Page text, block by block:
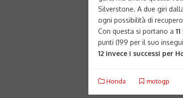
Silverstone. A due giri
ogni possibilità di
Con questa si portano a
punti (199 per il suo
12 invece i successi per
Honda motogp